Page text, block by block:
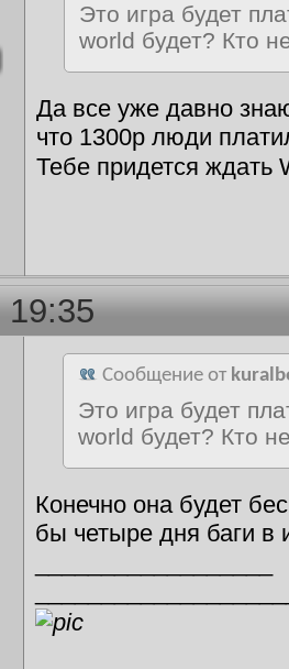
Это игра будет
world будет? Кто
Да все уже давно
что 1300р люди
Тебе придется ждать
19:35
Сообщение от
Это игра будет
world будет? Кто
Конечно она будет
бы четыре дня баги в